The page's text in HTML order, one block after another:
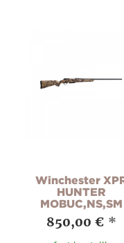
Winchester
HUNTER
MOBUC,NS,SM
850,00 € *